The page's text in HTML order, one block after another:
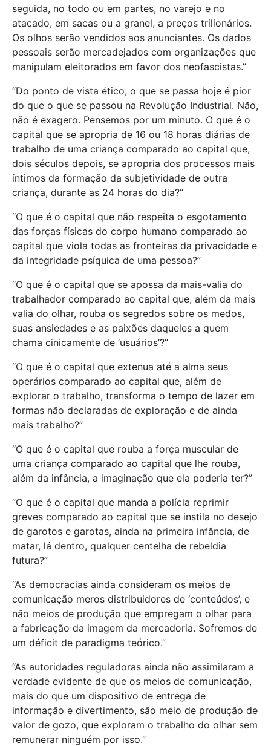
seguida, no todo ou em partes, no varejo e no
atacado, em sacas ou a granel, a preços trilionários.
Os olhos serão vendidos aos anunciantes. Os dados
pessoais serão mercadejados com organizações que
manipulam eleitorados em favor dos neofascistas.”
“Do ponto de vista ético, o que se passa hoje é pior
do que o que se passou na Revolução Industrial. Não,
não é exagero. Pensemos por um minuto. O que é o
capital que se apropria de 16 ou 18 horas diárias de
trabalho de uma criança comparado ao capital que,
dois séculos depois, se apropria dos processos mais
íntimos da formação da subjetividade de outra
criança, durante as 24 horas do dia?“
“O que é o capital que não respeita o esgotamento
das forças físicas do corpo humano comparado ao
capital que viola todas as fronteiras da privacidade e
da integridade psíquica de uma pessoa?”
“O que é o capital que se apossa da mais-valia do
trabalhador comparado ao capital que, além da mais
valia do olhar, rouba os segredos sobre os medos,
suas ansiedades e as paixões daqueles a quem
chama cinicamente de ‘usuários’?”
“O que é o capital que extenua até a alma seus
operários comparado ao capital que, além de
explorar o trabalho, transforma o tempo de lazer em
formas não declaradas de exploração e de ainda
mais trabalho?”
“O que é o capital que rouba a força muscular de
uma criança comparado ao capital que lhe rouba,
além da infância, a imaginação que ela poderia ter?”
“O que é o capital que manda a polícia reprimir
greves comparado ao capital que se instila no desejo
de garotos e garotas, ainda na primeira infância, de
matar, lá dentro, qualquer centelha de rebeldia
futura?”
“As democracias ainda consideram os meios de
comunicação meros distribuidores de ‘conteúdos’, e
não meios de produção que empregam o olhar para
a fabricação da imagem da mercadoria. Sofremos de
um déficit de paradigma teórico.”
“As autoridades reguladoras ainda não assimilaram a
verdade evidente de que os meios de comunicação,
mais do que um dispositivo de entrega de
informação e divertimento, são meio de produção de
valor de gozo, que exploram o trabalho do olhar sem
remunerar ninguém por isso.”